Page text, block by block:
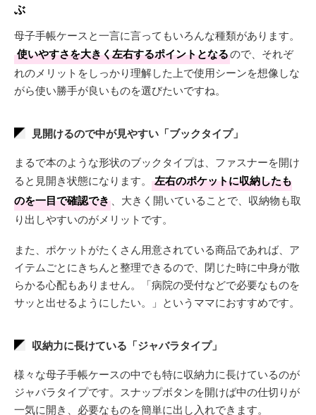
ぶ
母子手帳ケースと一言に言ってもいろんな種類があります。
使いやすさを大きく左右するポイントとなるので、それぞ
れのメリットをしっかり理解した上で使用シーンを想像しな
がら使い勝手が良いものを選びたいですね。
見開けるので中が見やすい「ブックタイプ」
まるで本のような形状のブックタイプは、ファスナーを開け
ると見開き状態になります。
左右のポケットに収納したも
のを一目で確認でき 、大きく開いていることで、収納物も取
り出しやすいのがメリットです。
また、ポケットがたくさん用意されている商品であれば、ア
イテムごとにきちんと整理できるので、閉じた時に中身が散
らかる心配もありません。「病院の受付などで必要なものを
サッと出せるようにしたい。」というママにおすすめです。
収納力に長けている「ジャバラタイプ」
様々な母子手帳ケースの中でも特に収納力に長けているのが
ジャバラタイプです。スナップボタンを開けば中の仕切りが
一気に開き、必要なものを簡単に出し入れできます。